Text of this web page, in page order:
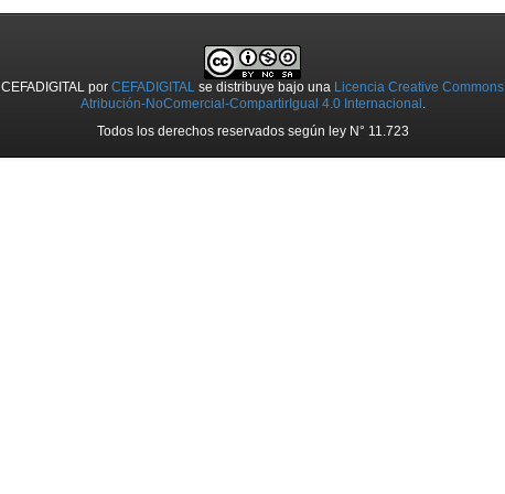
CEFADIGITAL porCEFADIGITAL se distribuye bajo una Licencia Creative Commons
Atribución-NoComercial-CompartirIgual 4.0 Internacional .
Todos los derechos reservados según ley N° 11.723